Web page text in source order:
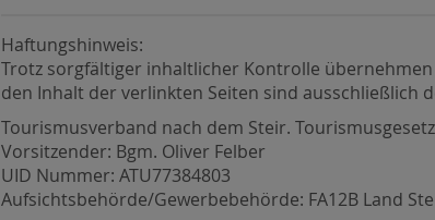
Haftungshinweis:
Trotz sorgfältiger inhaltlicher Kontrolle
den Inhalt der verlinkten Seiten sind ausschließlich
Tourismusverband nach dem Steir. Tourismusgesetz
Vorsitzender: Bgm. Oliver Felber
UID Nummer: ATU77384803
Aufsichtsbehörde/Gewerbebehörde: FA12B Land